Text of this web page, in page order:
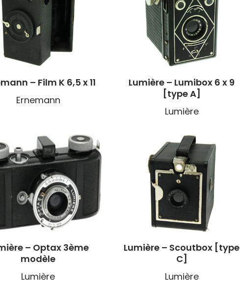
– Film K 6,5 x 11
Ernemann
Lumière – Lumibox 6 x 9
[type A]
Lumière
– Optax 3ème
modèle
Lumière
Lumière – Scoutbox [type
C]
Lumière